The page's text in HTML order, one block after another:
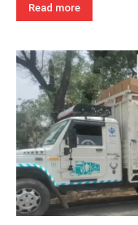
Read more